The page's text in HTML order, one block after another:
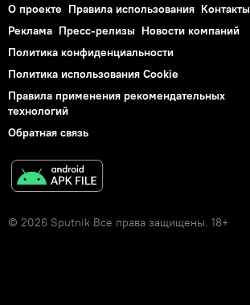
О проекте Правила использования Контакты
Реклама Пресс-релизы Новости компаний
Политика конфиденциальности
Политика использования Cookie
Правила применения рекомендательных
технологий
Обратная связь
© 2026 Sputnik Все права защищены. 18+